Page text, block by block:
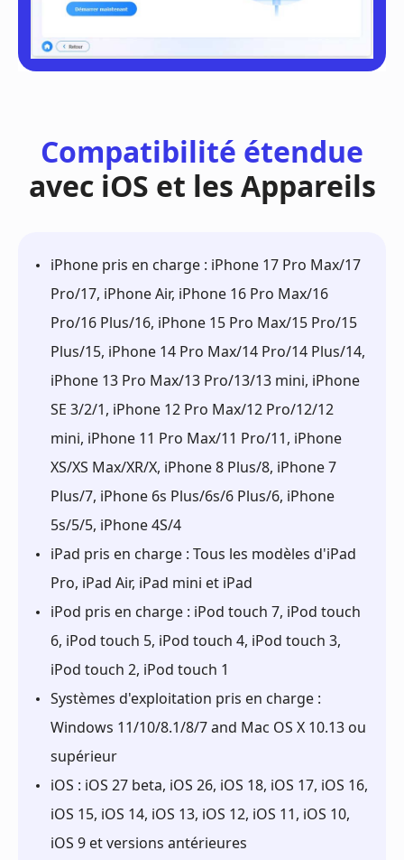
Compatibilité étendue
avec iOS et les Appareils
iPhone pris en charge : iPhone 17 Pro Max/17
Pro/17, iPhone Air, iPhone 16 Pro Max/16
Pro/16 Plus/16, iPhone 15 Pro Max/15 Pro/15
Plus/15, iPhone 14 Pro Max/14 Pro/14 Plus/14,
iPhone 13 Pro Max/13 Pro/13/13 mini, iPhone
SE 3/2/1, iPhone 12 Pro Max/12 Pro/12/12
mini, iPhone 11 Pro Max/11 Pro/11, iPhone
XS/XS Max/XR/X, iPhone 8 Plus/8, iPhone 7
Plus/7, iPhone 6s Plus/6s/6 Plus/6, iPhone
5s/5/5, iPhone 4S/4
iPad pris en charge : Tous les modèles d'iPad
Pro, iPad Air, iPad mini et iPad
iPod pris en charge : iPod touch 7, iPod touch
6, iPod touch 5, iPod touch 4, iPod touch 3,
iPod touch 2, iPod touch 1
Systèmes d'exploitation pris en charge :
Windows 11/10/8.1/8/7 and Mac OS X 10.13 ou
supérieur
iOS : iOS 27 beta, iOS 26, iOS 18, iOS 17, iOS 16,
iOS 15, iOS 14, iOS 13, iOS 12, iOS 11, iOS 10,
iOS 9 et versions antérieures